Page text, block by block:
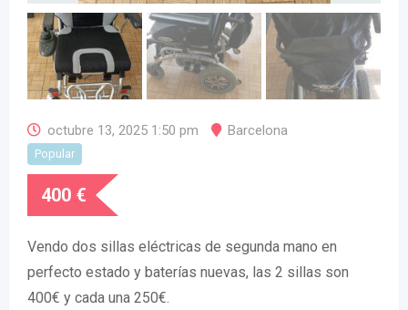
octubre 13, 2025 1:50 pm Barcelona
Popular
400 €
Vendo dos sillas eléctricas de segunda mano en
perfecto estado y baterías nuevas, las 2 sillas son
400€ y cada una 250€.